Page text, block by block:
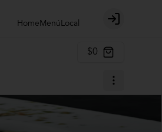
Home Menú Local Login
$0